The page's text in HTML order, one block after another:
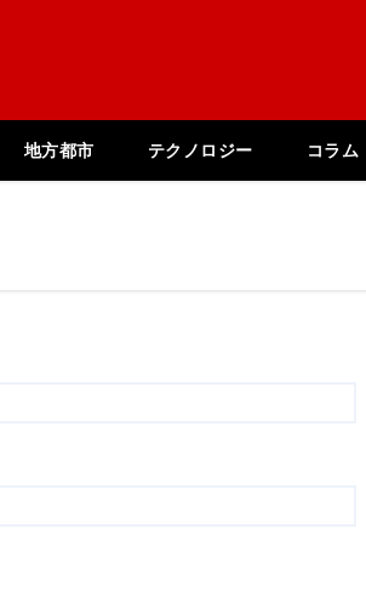
地方都市 テクノロジー コラム